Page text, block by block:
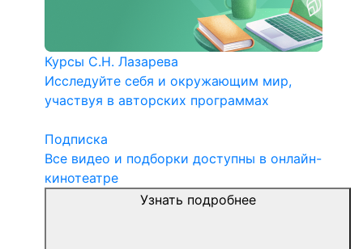
Курсы С.Н. Лазарева
Исследуйте себя и окружающим мир,
участвуя в авторских программах
Подписка
Все видео и подборки доступны в онлайн-
кинотеатре
Узнать подробнее